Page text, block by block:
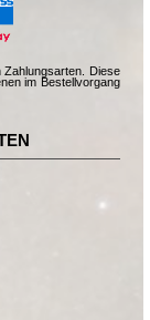
Zahlungsarten. Diese
im Bestellvorgang